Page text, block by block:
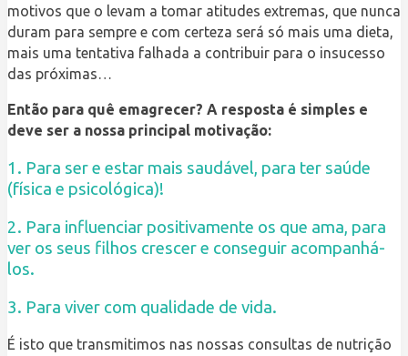
motivos que o levam a tomar atitudes extremas, que nunca
duram para sempre e com certeza será só mais uma dieta,
mais uma tentativa falhada a contribuir para o insucesso
das próximas…
Então para quê emagrecer? A resposta é simples e
deve ser a nossa principal motivação:
1. Para ser e estar mais saudável, para ter saúde
(física e psicológica)!
2. Para influenciar positivamente os que ama, para
ver os seus filhos crescer e conseguir acompanhá-
los.
3. Para viver com qualidade de vida.
É isto que transmitimos nas nossas consultas de nutrição